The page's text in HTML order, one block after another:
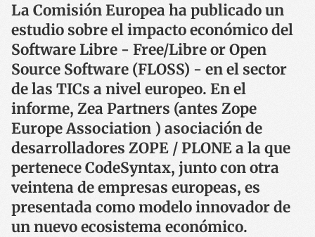
La Comisión Europea ha publicado un
estudio sobre el impacto económico del
Software Libre - Free/Libre or Open
Source Software (FLOSS) - en el sector
de las TICs a nivel europeo. En el
informe, Zea Partners (antes Zope
Europe Association ) asociación de
desarrolladores ZOPE / PLONE a la que
pertenece CodeSyntax, junto con otra
veintena de empresas europeas, es
presentada como modelo innovador de
un nuevo ecosistema económico.